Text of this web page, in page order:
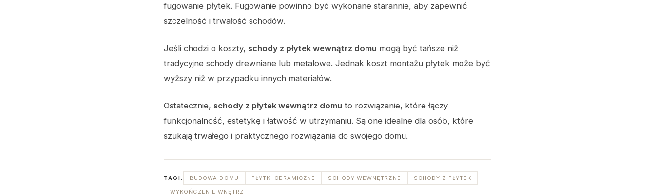
fugowanie płytek. Fugowanie powinno być wykonane starannie, aby zapewnić
szczelność i trwałość schodów.
Jeśli chodzi o koszty, schody z płytek wewnątrz domu mogą być tańsze niż
tradycyjne schody drewniane lub metalowe. Jednak koszt montażu płytek może być
wyższy niż w przypadku innych materiałów.
Ostatecznie, schody z płytek wewnątrz domu to rozwiązanie, które łączy
funkcjonalność, estetykę i łatwość w utrzymaniu. Są one idealne dla osób, które
szukają trwałego i praktycznego rozwiązania do swojego domu.
TAGI: BUDOWA DOMU PŁYTKI CERAMICZNE SCHODY WEWNĘTRZNE
SCHODY Z PŁYTEK
WYKOŃCZENIE WNĘTRZ